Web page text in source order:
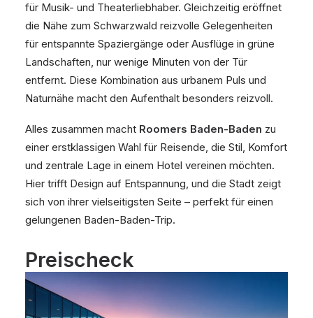
für Musik- und Theaterliebhaber. Gleichzeitig eröffnet
die Nähe zum Schwarzwald reizvolle Gelegenheiten
für entspannte Spaziergänge oder Ausflüge in grüne
Landschaften, nur wenige Minuten von der Tür
entfernt. Diese Kombination aus urbanem Puls und
Naturnähe macht den Aufenthalt besonders reizvoll.
Alles zusammen macht Roomers Baden-Baden zu
einer erstklassigen Wahl für Reisende, die Stil, Komfort
und zentrale Lage in einem Hotel vereinen möchten.
Hier trifft Design auf Entspannung, und die Stadt zeigt
sich von ihrer vielseitigsten Seite – perfekt für einen
gelungenen Baden-Baden-Trip.
Preischeck